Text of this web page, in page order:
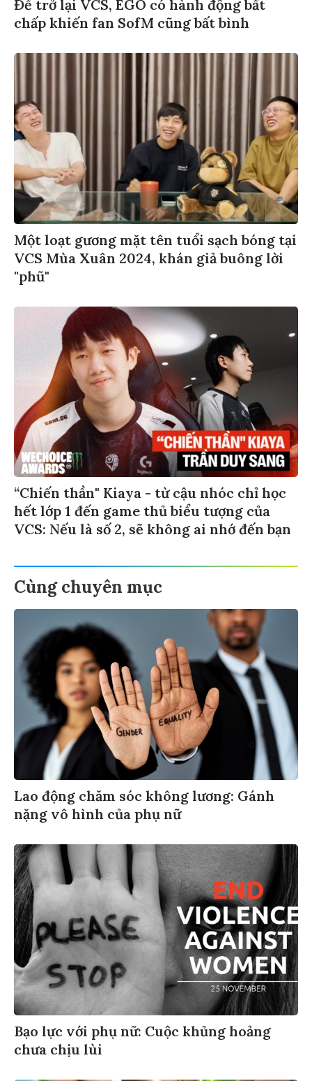
chấp khiến fan SofM cũng bất bình
Một loạt gương mặt tên tuổi sạch bóng tại
VCS Mùa Xuân 2024, khán giả buông lời
"phũ"
“Chiến thần" Kiaya - từ cậu nhóc chỉ học
hết lớp 1 đến game thủ biểu tượng của
VCS: Nếu là số 2, sẽ không ai nhớ đến bạn
Cùng chuyên mục
Lao động chăm sóc không lương: Gánh
nặng vô hình của phụ nữ
Bạo lực với phụ nữ: Cuộc khủng hoảng
chưa chịu lùi